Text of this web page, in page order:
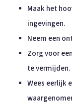
Maak het
ingevingen.
Neem een
Zorg voor
te vermijden.
Wees eerlijk